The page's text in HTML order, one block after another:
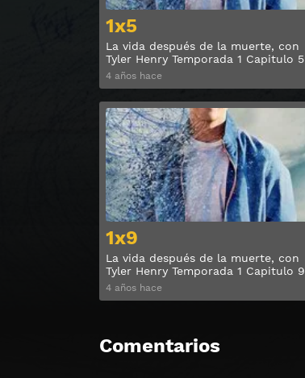
1x5
La vida después de la muerte, con
Tyler Henry Temporada 1 Capitulo 5
4 años hace
1x9
La vida después de la muerte, con
Tyler Henry Temporada 1 Capitulo 9
4 años hace
Comentarios